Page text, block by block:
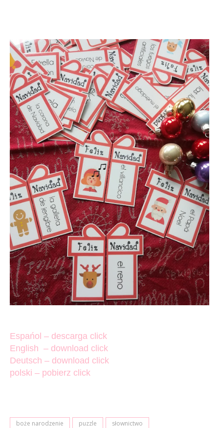
Espańol – descarga click
English – download click
Deutsch – download click
polski – pobierz click
boże narodzenie puzzle słownictwo